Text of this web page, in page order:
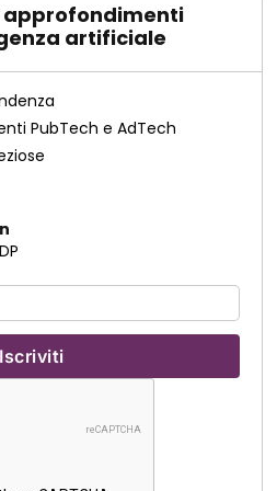
approfondimenti
artificiale
PubTech e AdTech